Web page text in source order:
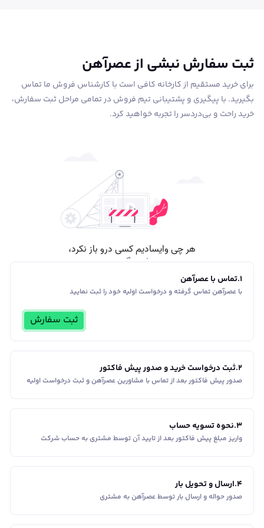
ثبت سفارش نبشی از عصرآهن
برای خرید مستقیم از کارخانه کافی است با کارشناس فروش ما تماس
بگیرید. با پیگیری و پشتیبانی تیم فروش در تمامی مراحل ثبت سفارش،
خرید راحت و بی‌دردسر را تجربه خواهید کرد.
1
.تماس با عصرآهن
با عصرآهن تماس گرفته و درخواست اولیه خود را ثبت نمایید
ثبت سفارش
2
.ثبت درخواست خرید و صدور پیش فاکتور
صدور پیش فاکتور بعد از تماس با مشاورین عصر‌آهن و ثبت درخواست اولیه
3
.نحوه تسویه حساب
واریز مبلغ پیش فاکتور بعد از تایید آن توسط مشتری به حساب شرکت
4
.ارسال و تحویل بار
صدور حواله و ارسال بار توسط عصرآهن به مشتری